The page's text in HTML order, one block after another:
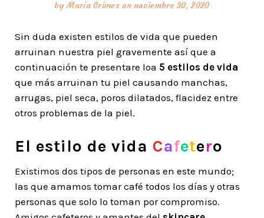
byMaria Grimes on noviembre 30, 2020
Sin duda existen estilos de vida que pueden
arruinan nuestra piel gravemente así que a
continuación te presentare loa 5 estilos de vida
que más arruinan tu piel causando manchas,
arrugas, piel seca, poros dilatados, flacidez entre
otros problemas de la piel.
El estilo de vida Cafetero
Existimos dos tipos de personas en este mundo;
las que amamos tomar café todos los días y otras
personas que solo lo toman por compromiso.